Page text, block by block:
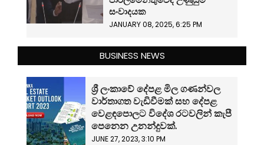
සංවාදයක
JANUARY 08, 2025, 6:25 PM
BUSINESS NEWS
ශ්‍රී ලංකාවේ දේපළ මිල ගණන්වල
වාර්තාගත වැඩිවීමක් සහ දේපළ
වෙළඳපොලට විදේශ රටවලින් කැපී
පෙනෙන උනන්දුවක්.
JUNE 27, 2023, 3:10 PM